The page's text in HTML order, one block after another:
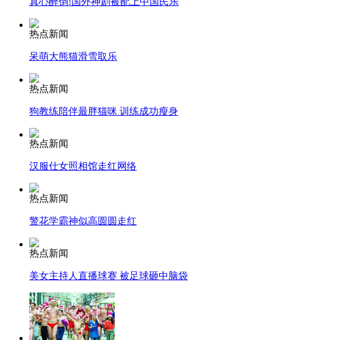
走！跟着总书记去植树
消防员救轻生者
纽约上演“枕头大战”
司机酒驾遇交警 急速倒车逃窜
热点新闻
呆萌大熊猫滑雪取乐
热点新闻
狗教练陪伴最胖猫咪 训练成功瘦身
热点新闻
汉服仕女照相馆走红网络
热点新闻
警花学霸神似高圆圆走红
热点新闻
美女主持人直播球赛 被足球砸中脑袋